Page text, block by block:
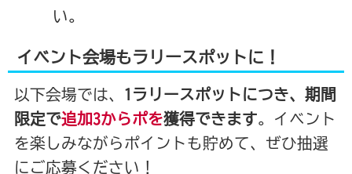
い。
イベント会場もラリースポットに！
以下会場では、 1ラリースポットにつき、期間
限定で追加3からポを獲得できます。イベント
を楽しみながらポイントも貯めて、ぜひ抽選
にご応募ください！